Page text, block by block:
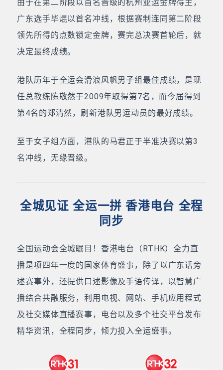
由于在第二阶段以首名晋级的杭州亚运金牌得主，
广东选手毕焜以首名冲线，根据赛制连同第二阶段
领先所得的点数锁定金牌，赛完总决赛首轮后，就
决定最终成绩。
港队历年于全运会滑浪风帆男子组最佳成绩，是现
任总教练陈敬然于2009年取得第7名，而今届得到
第4名的郑清然，刷新港队男运动员的最好成绩。
至于女子组方面，港队的马君正于半准决赛以第3
名冲线，无缘晋级。
全城见证 全运一拼 香港电台 全程
同步
全国运动会全城瞩目！香港电台（RTHK）全力直
播是项四年一度的国家体育盛事，除了以广东话旁
述赛事外，还提供口述影像及手语传译，以智慧广
播结合共融服务，利用电视、网站、手机应用程式
及社交媒体直播赛事，电台以及多个社交平台发布
精华资讯，全程同步，倾力投入全运盛事。